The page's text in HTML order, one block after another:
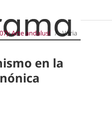
Arte andalusí / Varia
en la